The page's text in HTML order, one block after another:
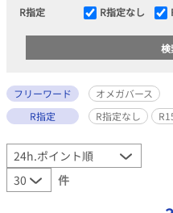
R指定 R指定なし
フリーワード
オメガバース
R指定
R指定なし
件